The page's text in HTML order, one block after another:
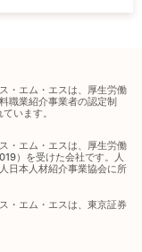
・エム・エスは、厚生労働
職業紹介事業者の認定制
います。
・エム・エスは、厚生労働
）を受けた会社です。人
日本人材紹介事業協会に所
・エム・エスは、東京証券